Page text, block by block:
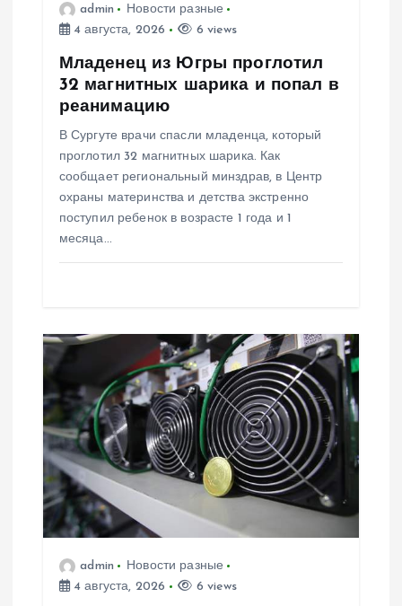
admin
Новости разные
4 августа, 2026
6 views
Младенец из Югры проглотил
32 магнитных шарика и попал в
реанимацию
В Сургуте врачи спасли младенца, который
проглотил 32 магнитных шарика. Как
сообщает региональный минздрав, в Центр
охраны материнства и детства экстренно
поступил ребенок в возрасте 1 года и 1
месяца…
admin
Новости разные
4 августа, 2026
6 views